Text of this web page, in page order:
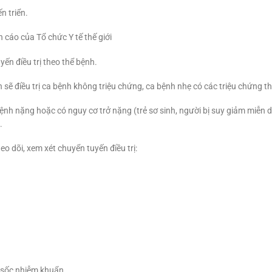
triển.
của Tổ chức Y tế thế giới
điều trị theo thể bệnh.
điều trị ca bệnh không triệu chứng, ca bệnh nhẹ có các triệu chứng
nặng hoặc có nguy cơ trở nặng (trẻ sơ sinh, người bị suy giảm miễn
dõi, xem xét chuyển tuyến điều trị: